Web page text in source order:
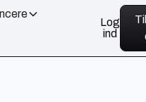
Log
ind